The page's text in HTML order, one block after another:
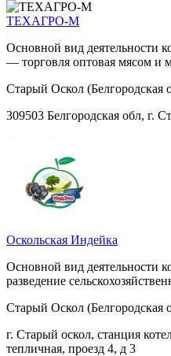
ТЕХАГРО-М
Основной вид
— торговля оптовая мясом и
Старый Оскол (Белгородская
309503 Белгородская обл, г.
Оскольская Индейка
Основной вид деятельности
разведение
Старый Оскол (Белгородская
г. Старый оскол, станция
тепличная, проезд 4, д 3